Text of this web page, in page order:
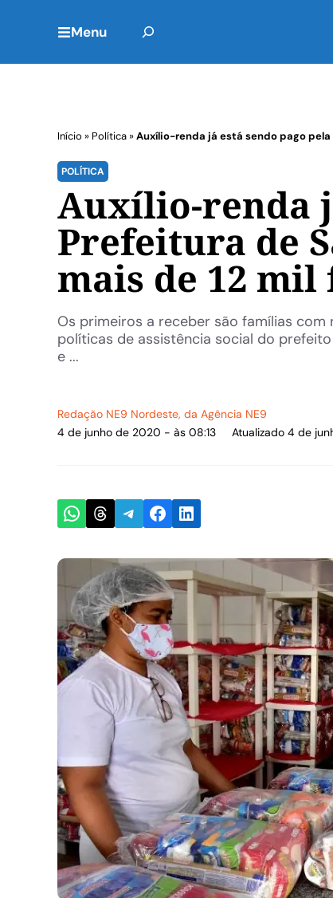
Menu
Início » Política»Auxílio-renda já está sendo pago
POLÍTICA
Auxílio-renda
Prefeitura de
mais de 12
Os primeiros a receber são famílias
políticas de assistência social do
e ...
Redação NE9 Nordeste, da Agência NE9
4 de junho de 2020 - às 08:13
Atualizado 4 de
Share on WhatsApp
Share on Threads
Share on Telegram
Share on Facebook
Share on LinkedIn